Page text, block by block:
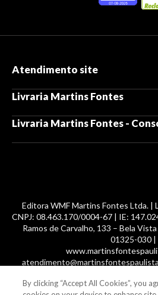
Atendimento site
Livraria Martins Fontes
Livraria Martins Fontes -
Editora WMF Martins Fontes Ltda. |
CNPJ: 08.463.170/0004-67 | IE:
Ramos de Carvalho, 133 – Bela
01325-030 |
© 2014 -2026, MartinsFontes livros
By clicking “Accept All Cookies”, you